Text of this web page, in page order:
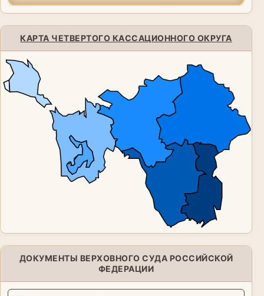
КАРТА ЧЕТВЕРТОГО КАССАЦИОННОГО ОКРУГА
ДОКУМЕНТЫ ВЕРХОВНОГО СУДА РОССИЙСКОЙ
ФЕДЕРАЦИИ